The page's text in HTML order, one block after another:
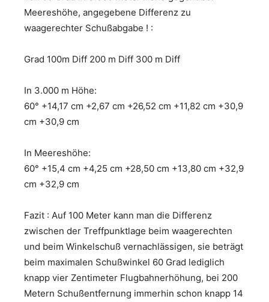
Meereshöhe, angegebene Differenz zu
waagerechter Schußabgabe ! :
Grad 100m Diff 200 m Diff 300 m Diff
In 3.000 m Höhe:
60° +14,17 cm +2,67 cm +26,52 cm +11,82 cm +30,9
cm +30,9 cm
In Meereshöhe:
60° +15,4 cm +4,25 cm +28,50 cm +13,80 cm +32,9
cm +32,9 cm
Fazit : Auf 100 Meter kann man die Differenz
zwischen der Treffpunktlage beim waagerechten
und beim Winkelschuß vernachlässigen, sie beträgt
beim maximalen Schußwinkel 60 Grad lediglich
knapp vier Zentimeter Flugbahnerhöhung, bei 200
Metern Schußentfernung immerhin schon knapp 14